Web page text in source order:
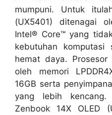
mumpuni. Untuk
(UX5401) ditenagai
Intel® Core™ yang
kebutuhan komputasi
hemat daya.
oleh memori
16GB serta
yang lebih
Zenbook 14X OLED